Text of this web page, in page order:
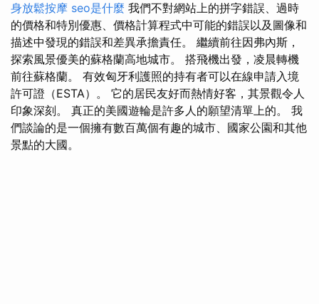
身放鬆按摩 seo是什麼 我們不對網站上的拼字錯誤、過時
的價格和特別優惠、價格計算程式中可能的錯誤以及圖像和
描述中發現的錯誤和差異承擔責任。 繼續前往因弗內斯，
探索風景優美的蘇格蘭高地城市。 搭飛機出發，凌晨轉機
前往蘇格蘭。 有效匈牙利護照的持有者可以在線申請入境
許可證（ESTA）。 它的居民友好而熱情好客，其景觀令人
印象深刻。 真正的美國遊輪是許多人的願望清單上的。 我
們談論的是一個擁有數百萬個有趣的城市、國家公園和其他
景點的大國。